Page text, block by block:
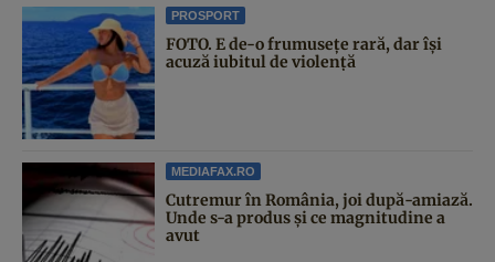
PROSPORT
FOTO. E de-o frumusețe rară, dar își
acuză iubitul de violență
MEDIAFAX.RO
Cutremur în România, joi după-amiază.
Unde s-a produs și ce magnitudine a
avut